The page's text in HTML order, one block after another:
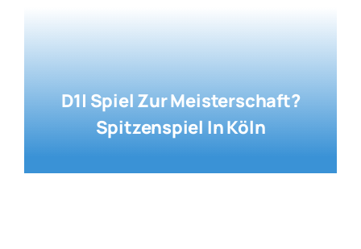
D1| Spiel Zur Meisterschaft?
Spitzenspiel In Köln